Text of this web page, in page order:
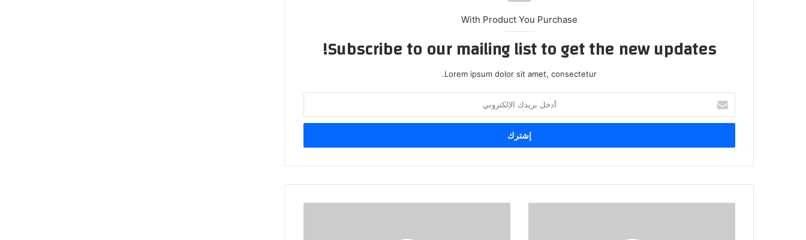
With Product You Purchase
Subscribe to our mailing list to get the new updates!
Lorem ipsum dolor sit amet, consectetur.
خ
ب
د